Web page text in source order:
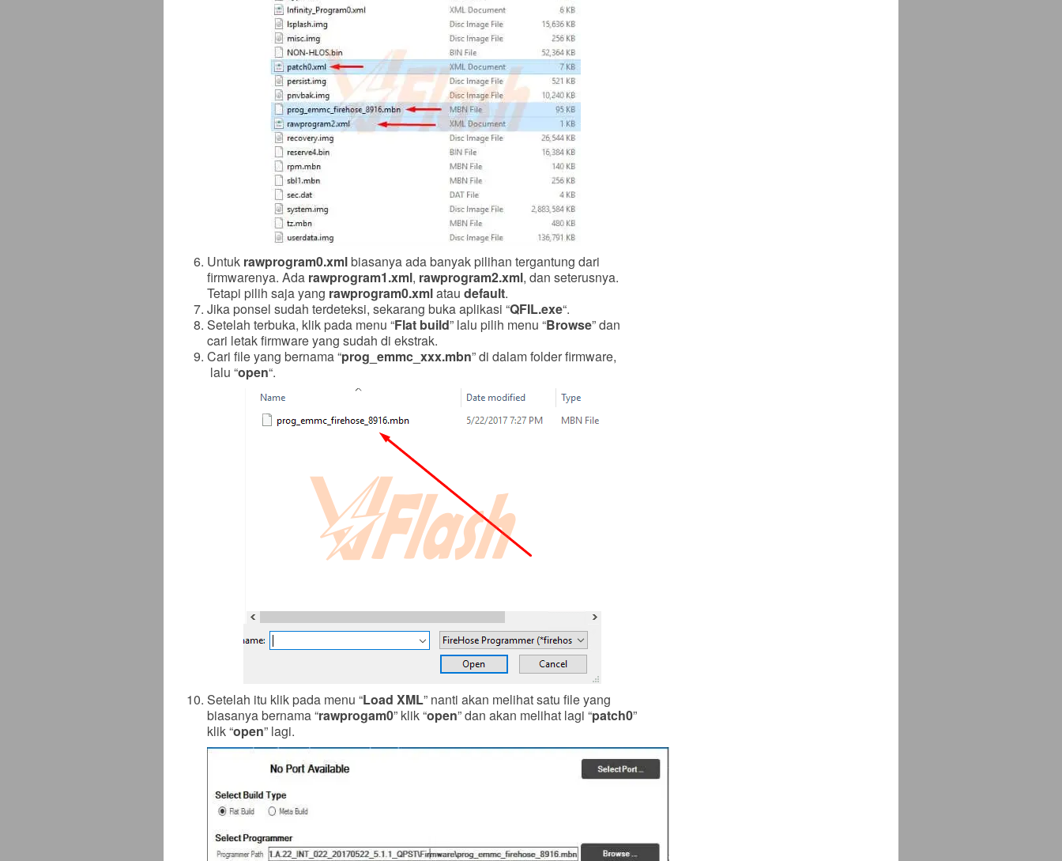
Untuk rawprogram0.xmlbiasanya ada banyak pilihan tergantung dari
firmwarenya. Ada rawprogram1.xml, rawprogram2.xml, dan seterusnya.
Tetapi pilih saja yang rawprogram0.xmlatau default.
Jika ponsel sudah terdeteksi, sekarang buka aplikasi “QFIL.exe“.
Setelah terbuka, klik pada menu “Flat build” lalu pilih menu “Browse” dan
cari letak firmware yang sudah di ekstrak.
Cari file yang bernama “prog_emmc_xxx.mbn” di dalam folder firmware,
lalu “open“.
Setelah itu klik pada menu “Load XML” nanti akan melihat satu file yang
biasanya bernama “rawprogam0” klik “open” dan akan melihat lagi “patch0”
klik “open” lagi.